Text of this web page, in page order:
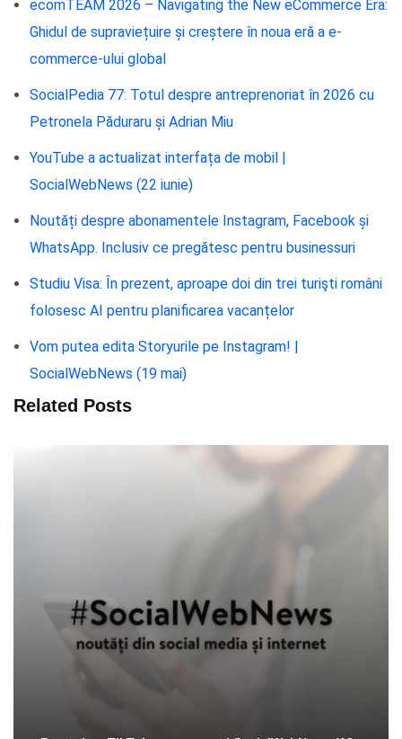
ecomTEAM 2026 – Navigating the New eCommerce Era:
Ghidul de supraviețuire și creștere în noua eră a e-
commerce-ului global
SocialPedia 77: Totul despre antreprenoriat în 2026 cu
Petronela Păduraru și Adrian Miu
YouTube a actualizat interfața de mobil |
SocialWebNews (22 iunie)
Noutăți despre abonamentele Instagram, Facebook și
WhatsApp. Inclusiv ce pregătesc pentru businessuri
Studiu Visa: În prezent, aproape doi din trei turişti români
folosesc AI pentru planificarea vacanțelor
Vom putea edita Storyurile pe Instagram! |
SocialWebNews (19 mai)
Related Posts